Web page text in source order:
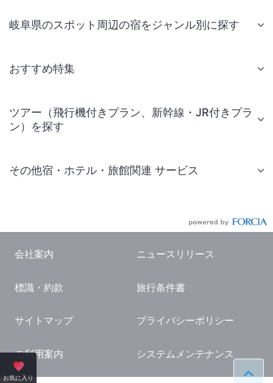
お気に入り ペー
岐阜県のスポット周辺の宿をジャンル別に探す
おすすめ特集
ツアー（飛行機付きプラン、新幹線・JR付きプラ
ン）を探す
その他宿・ホテル・旅館関連 サービス
国内観光ガイド
旅行・観光情報
会社案内 ニュースリリース
標識・約款 旅行条件書
サイトマップ プライバシーポリシー
ご利用案内 システムメンテナンス